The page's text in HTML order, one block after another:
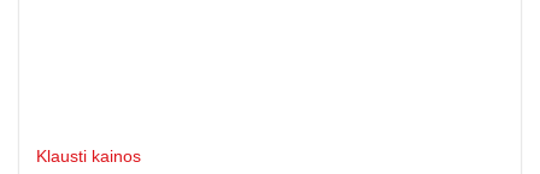
Klausti kainos